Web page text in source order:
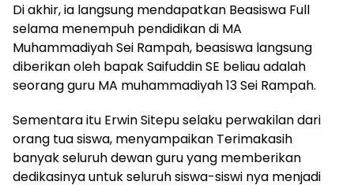
Di akhir, ia langsung mendapatkan Beasiswa Full
selama menempuh pendidikan di MA
Muhammadiyah Sei Rampah, beasiswa langsung
diberikan oleh bapak Saifuddin SE beliau adalah
seorang guru MA muhammadiyah 13 Sei Rampah.
Sementara itu Erwin Sitepu selaku perwakilan dari
orang tua siswa, menyampaikan Terimakasih
banyak seluruh dewan guru yang memberikan
dedikasinya untuk seluruh siswa-siswi nya menjadi